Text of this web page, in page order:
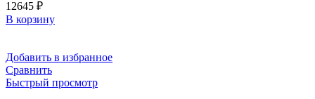
12645 ₽
В корзину
Добавить в избранное
Сравнить
Быстрый просмотр